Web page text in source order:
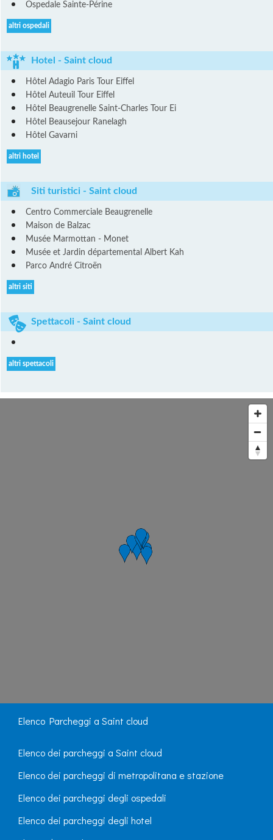
Ospedale Sainte-Périne
altri ospedali
Hotel - Saint cloud
Hôtel Adagio Paris Tour Eiffel
Hôtel Auteuil Tour Eiffel
Hôtel Beaugrenelle Saint-Charles Tour Ei
Hôtel Beausejour Ranelagh
Hôtel Gavarni
altri hotel
Siti turistici - Saint cloud
Centro Commerciale Beaugrenelle
Maison de Balzac
Musée Marmottan - Monet
Musée et Jardin départemental Albert Kah
Parco André Citroën
altri siti
Spettacoli - Saint cloud
altri spettacoli
Elenco Parcheggi a Saint cloud
Elenco dei parcheggi a Saint cloud
Elenco dei parcheggi di metropolitana e stazione
Elenco dei parcheggi degli ospedali
Elenco dei parcheggi degli hotel